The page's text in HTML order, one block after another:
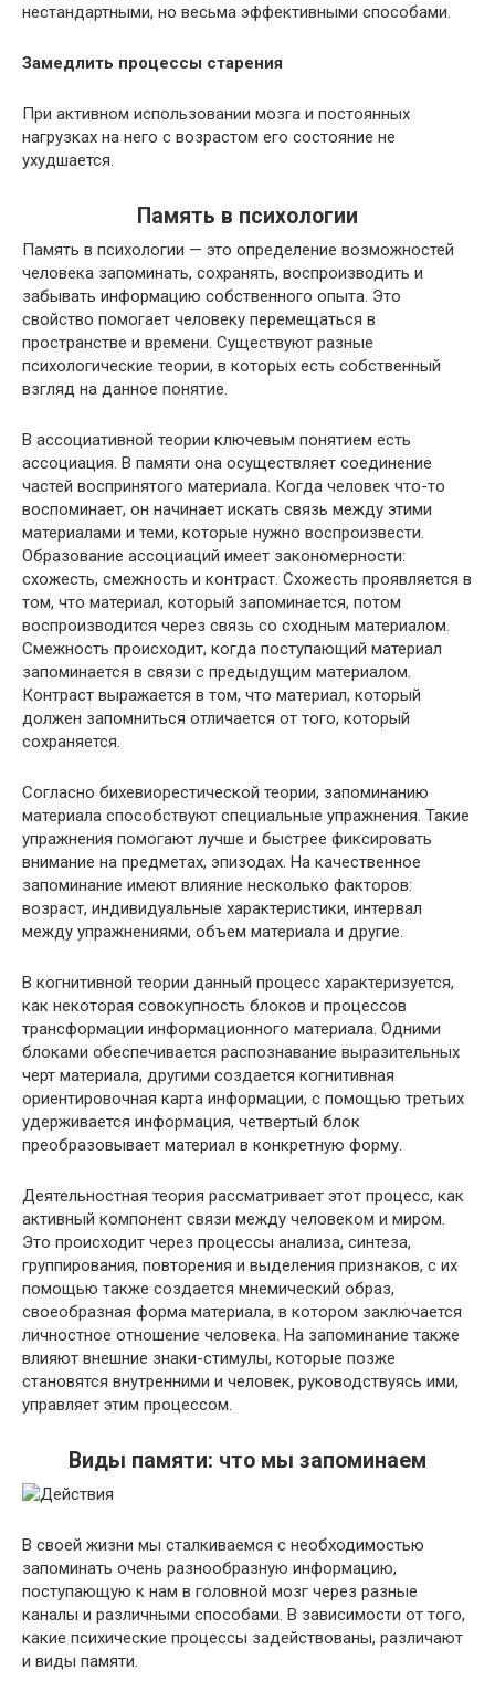
нестандартными, но весьма эффективными способами.
Замедлить процессы старения
При активном использовании мозга и постоянных
нагрузках на него с возрастом его состояние не
ухудшается.
Память в психологии
Память в психологии — это определение возможностей
человека запоминать, сохранять, воспроизводить и
забывать информацию собственного опыта. Это
свойство помогает человеку перемещаться в
пространстве и времени. Существуют разные
психологические теории, в которых есть собственный
взгляд на данное понятие.
В ассоциативной теории ключевым понятием есть
ассоциация. В памяти она осуществляет соединение
частей воспринятого материала. Когда человек что-то
воспоминает, он начинает искать связь между этими
материалами и теми, которые нужно воспроизвести.
Образование ассоциаций имеет закономерности:
схожесть, смежность и контраст. Схожесть проявляется в
том, что материал, который запоминается, потом
воспроизводится через связь со сходным материалом.
Смежность происходит, когда поступающий материал
запоминается в связи с предыдущим материалом.
Контраст выражается в том, что материал, который
должен запомниться отличается от того, который
сохраняется.
Согласно бихевиорестической теории, запоминанию
материала способствуют специальные упражнения. Такие
упражнения помогают лучше и быстрее фиксировать
внимание на предметах, эпизодах. На качественное
запоминание имеют влияние несколько факторов:
возраст, индивидуальные характеристики, интервал
между упражнениями, объем материала и другие.
В когнитивной теории данный процесс характеризуется,
как некоторая совокупность блоков и процессов
трансформации информационного материала. Одними
блоками обеспечивается распознавание выразительных
черт материала, другими создается когнитивная
ориентировочная карта информации, с помощью третьих
удерживается информация, четвертый блок
преобразовывает материал в конкретную форму.
Деятельностная теория рассматривает этот процесс, как
активный компонент связи между человеком и миром.
Это происходит через процессы анализа, синтеза,
группирования, повторения и выделения признаков, с их
помощью также создается мнемический образ,
своеобразная форма материала, в котором заключается
личностное отношение человека. На запоминание также
влияют внешние знаки-стимулы, которые позже
становятся внутренними и человек, руководствуясь ими,
управляет этим процессом.
Виды памяти: что мы запоминаем
В своей жизни мы сталкиваемся с необходимостью
запоминать очень разнообразную информацию,
поступающую к нам в головной мозг через разные
каналы и различными способами. В зависимости от того,
какие психические процессы задействованы, различают
и виды памяти.